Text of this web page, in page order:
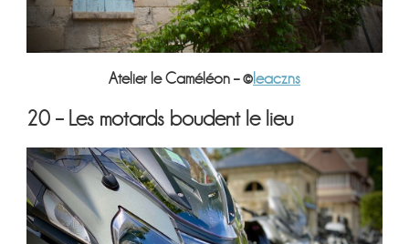
Atelier le Caméléon – ©leaczns
20 – Les motards boudent le lieu